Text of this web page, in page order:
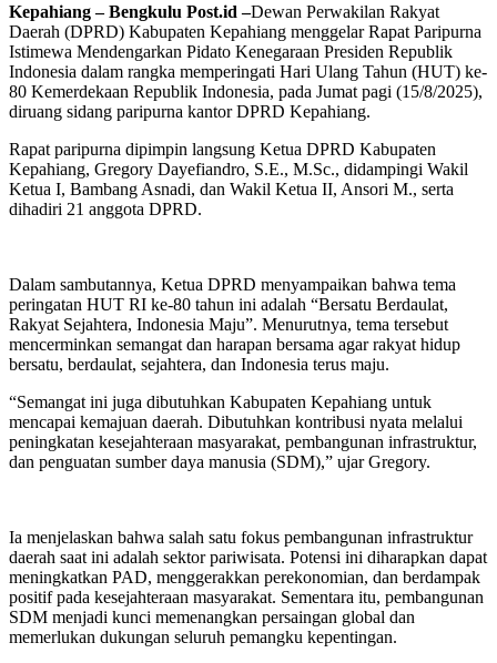
Kepahiang – Bengkulu Post.id –Dewan Perwakilan Rakyat
Daerah (DPRD) Kabupaten Kepahiang menggelar Rapat Paripurna
Istimewa Mendengarkan Pidato Kenegaraan Presiden Republik
Indonesia dalam rangka memperingati Hari Ulang Tahun (HUT) ke-
80 Kemerdekaan Republik Indonesia, pada Jumat pagi (15/8/2025),
diruang sidang paripurna kantor DPRD Kepahiang.
Rapat paripurna dipimpin langsung Ketua DPRD Kabupaten
Kepahiang, Gregory Dayefiandro, S.E., M.Sc., didampingi Wakil
Ketua I, Bambang Asnadi, dan Wakil Ketua II, Ansori M., serta
dihadiri 21 anggota DPRD.
Dalam sambutannya, Ketua DPRD menyampaikan bahwa tema
peringatan HUT RI ke-80 tahun ini adalah “Bersatu Berdaulat,
Rakyat Sejahtera, Indonesia Maju”. Menurutnya, tema tersebut
mencerminkan semangat dan harapan bersama agar rakyat hidup
bersatu, berdaulat, sejahtera, dan Indonesia terus maju.
“Semangat ini juga dibutuhkan Kabupaten Kepahiang untuk
mencapai kemajuan daerah. Dibutuhkan kontribusi nyata melalui
peningkatan kesejahteraan masyarakat, pembangunan infrastruktur,
dan penguatan sumber daya manusia (SDM),” ujar Gregory.
Ia menjelaskan bahwa salah satu fokus pembangunan infrastruktur
daerah saat ini adalah sektor pariwisata. Potensi ini diharapkan dapat
meningkatkan PAD, menggerakkan perekonomian, dan berdampak
positif pada kesejahteraan masyarakat. Sementara itu, pembangunan
SDM menjadi kunci memenangkan persaingan global dan
memerlukan dukungan seluruh pemangku kepentingan.